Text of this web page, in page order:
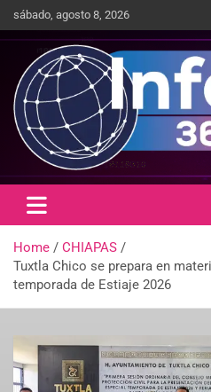
sábado, agosto 8, 2026
infored360.mx
Un giro en la información
Home
CHIAPAS
Tuxtla Chico se prepara en
temporada de Estiaje 2026